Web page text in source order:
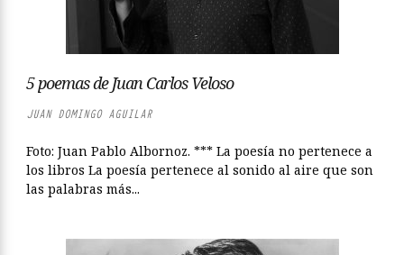
5 poemas de Juan Carlos Veloso
JUAN DOMINGO AGUILAR
Foto: Juan Pablo Albornoz. *** La poesía no pertenece a
los libros La poesía pertenece al sonido al aire que son
las palabras más...